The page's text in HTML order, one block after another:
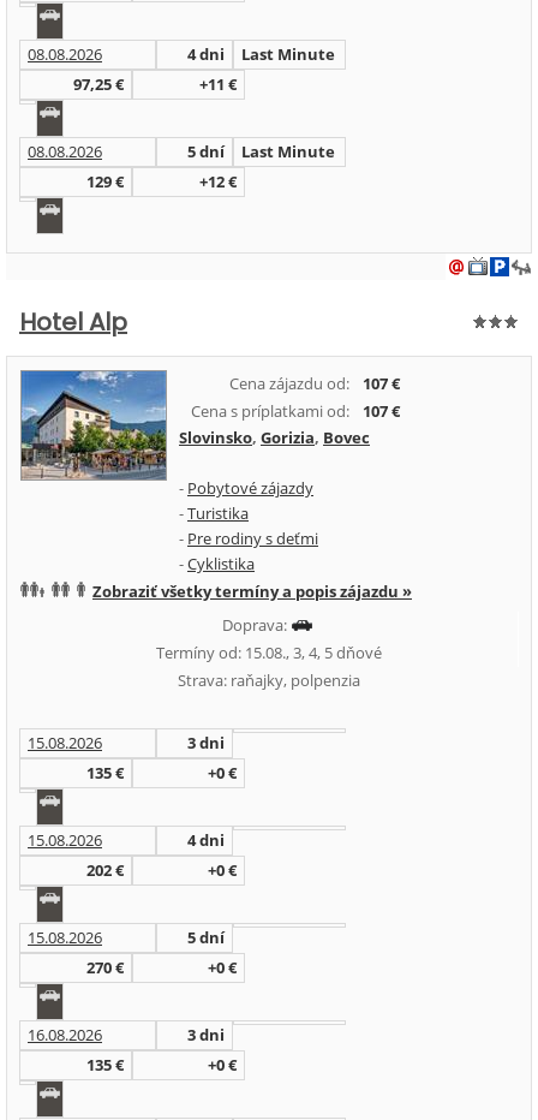
08.08.2026 4 dni
Last Minute
97,25 €
+11 €
08.08.2026 5 dní
Last Minute
129 €
+12 €
Hotel Alp
Cena zájazdu od:
107 €
Cena s príplatkami od:
107 €
Slovinsko, Gorizia, Bovec
- Pobytové zájazdy
-Turistika
- Pre rodiny s deťmi
-Cyklistika
Zobraziť všetky termíny a popis zájazdu »
Doprava:
Termíny od: 15.08., 3, 4, 5 dňové
Strava: raňajky, polpenzia
15.08.2026
3 dni
135 €
+0 €
15.08.2026
4 dni
202 €
+0 €
15.08.2026
5 dní
270 €
+0 €
16.08.2026
3 dni
135 €
+0 €